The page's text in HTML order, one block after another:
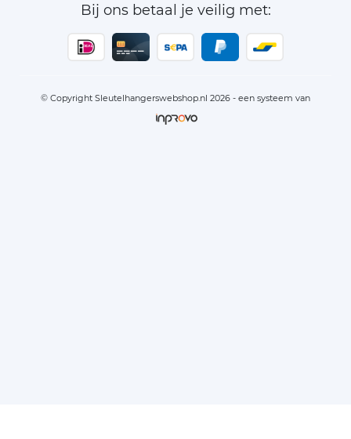
Bij ons betaal je veilig met:
© Copyright Sleutelhangerswebshop.nl 2026 - een systeem van